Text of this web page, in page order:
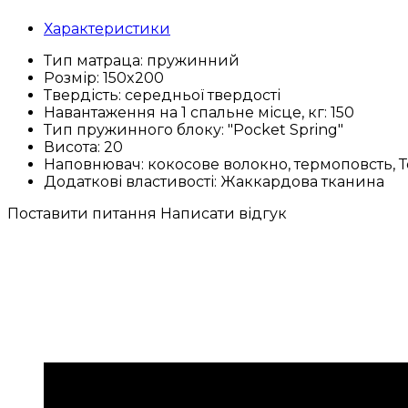
Характеристики
Тип матраца: пружинний
Розмір: 150x200
Твердість: середньої твердості
Навантаження на 1 спальне місце, кг: 150
Тип пружинного блоку: "Pocket Spring"
Висота: 20
Наповнювач: кокосове волокно, термоповсть,
Додаткові властивості: Жаккардова тканина
Поставити питання Написати відгук